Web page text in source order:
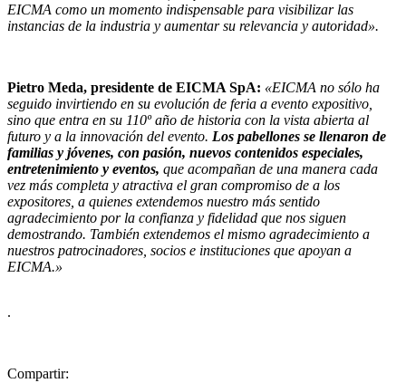
EICMA como un momento indispensable para visibilizar las
instancias de la industria y aumentar su relevancia y autoridad».
Pietro Meda, presidente de EICMA SpA: «EICMA no sólo ha
seguido invirtiendo en su evolución de feria a evento expositivo,
sino que entra en su 110º año de historia con la vista abierta al
futuro y a la innovación del evento. Los pabellones se llenaron de
familias y jóvenes, con pasión, nuevos contenidos especiales,
entretenimiento y eventos, que acompañan de una manera cada
vez más completa y atractiva el gran compromiso de a los
expositores, a quienes extendemos nuestro más sentido
agradecimiento por la confianza y fidelidad que nos siguen
demostrando. También extendemos el mismo agradecimiento a
nuestros patrocinadores, socios e instituciones que apoyan a
EICMA.»
.
Compartir: